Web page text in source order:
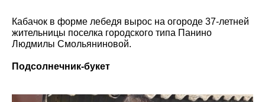
Кабачок в форме лебедя вырос на огороде 37-летней
жительницы поселка городского типа Панино
Людмилы Смольяниновой.
Подсолнечник-букет